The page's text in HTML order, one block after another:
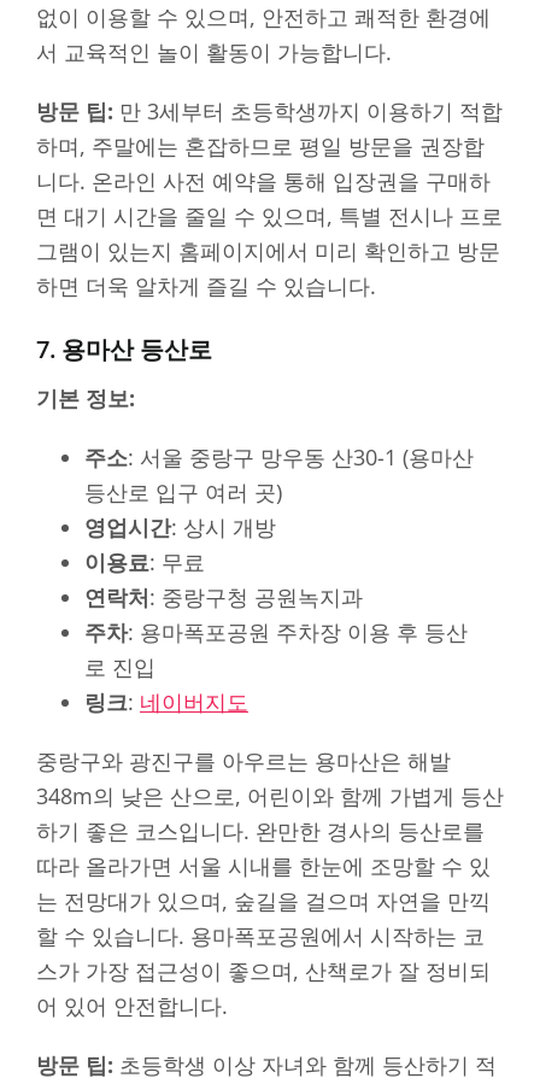
없이 이용할 수 있으며, 안전하고 쾌적한 환경에
서 교육적인 놀이 활동이 가능합니다.
방문 팁: 만 3세부터 초등학생까지 이용하기 적합
하며, 주말에는 혼잡하므로 평일 방문을 권장합
니다. 온라인 사전 예약을 통해 입장권을 구매하
면 대기 시간을 줄일 수 있으며, 특별 전시나 프로
그램이 있는지 홈페이지에서 미리 확인하고 방문
하면 더욱 알차게 즐길 수 있습니다.
7. 용마산 등산로
기본 정보:
주소: 서울 중랑구 망우동 산30-1 (용마산
등산로 입구 여러 곳)
영업시간: 상시 개방
이용료: 무료
연락처: 중랑구청 공원녹지과
주차: 용마폭포공원 주차장 이용 후 등산
로 진입
링크: 네이버지도
중랑구와 광진구를 아우르는 용마산은 해발
348m의 낮은 산으로, 어린이와 함께 가볍게 등산
하기 좋은 코스입니다. 완만한 경사의 등산로를
따라 올라가면 서울 시내를 한눈에 조망할 수 있
는 전망대가 있으며, 숲길을 걸으며 자연을 만끽
할 수 있습니다. 용마폭포공원에서 시작하는 코
스가 가장 접근성이 좋으며, 산책로가 잘 정비되
어 있어 안전합니다.
방문 팁: 초등학생 이상 자녀와 함께 등산하기 적